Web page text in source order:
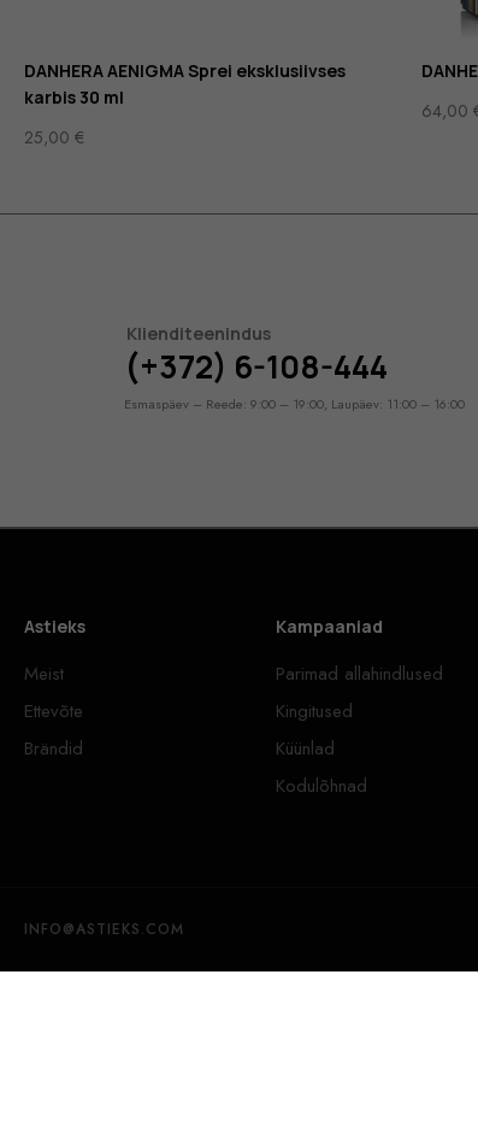
DANHERA AENIGMA Sprei eksklusiivses
karbis 30 ml
25,00 €
64,00
Klienditeenindus
(+372) 6-108-444
Esmaspäev – Reede: 9:00 – 19:00, Laupäev: 11:00 – 16:00
Astieks
Meist
Ettevõte
Brändid
Kampaaniad
Parimad allahindlused
Kingitused
Küünlad
Kodulõhnad
INFO@ASTIEKS.COM